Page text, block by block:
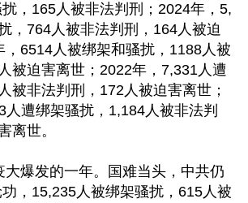
，165人被非法判刑；2024年，5,
，764人被非法判刑，164人被迫
，6514人被绑架和骚扰，1188人被
被迫害离世；2022年，7,331人遭
被非法判刑，172人被迫害离世；
人遭绑架骚扰，1,184人被非法判
离世。
大爆发的一年。国难当头，中共仍
，15,235人被绑架骚扰，615人被